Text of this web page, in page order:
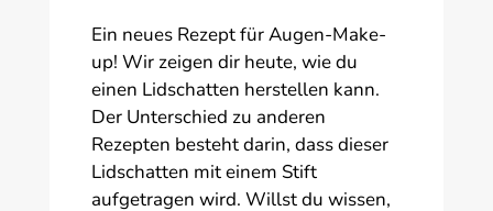
Ein neues Rezept für Augen-Make-
up! Wir zeigen dir heute, wie du
einen Lidschatten herstellen kann.
Der Unterschied zu anderen
Rezepten besteht darin, dass dieser
Lidschatten mit einem Stift
aufgetragen wird. Willst du wissen,